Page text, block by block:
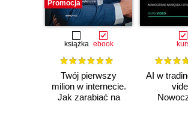
Promocja
książka ebook
Twój pierwszy
milion w internecie.
Jak zarabiać na
AI w